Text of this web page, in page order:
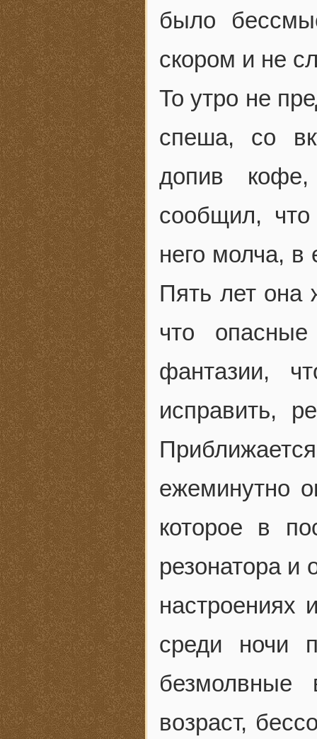
было
скором и не
То утро не
спеша, со
допив
сообщил,
него молча, в
Пять лет она
что
фантазии,
исправить,
ежеминутно
которое в
резонатора и
настроениях
среди ночи
возраст,